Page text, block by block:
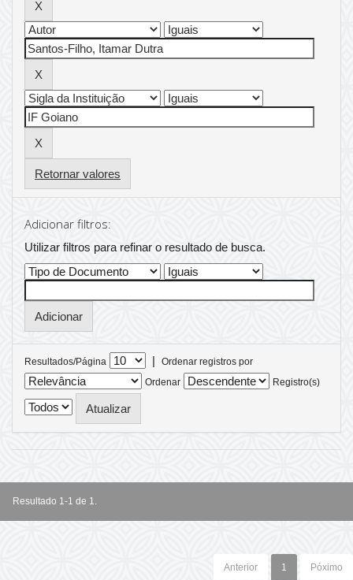
Retornar valores
Adicionar filtros:
Utilizar filtros para refinar o resultado de busca.
Resultados/Página |
Ordenar registros por
Ordenar
Registro(s)
Resultado 1-1 de 1.
Anterior 1 Póximo